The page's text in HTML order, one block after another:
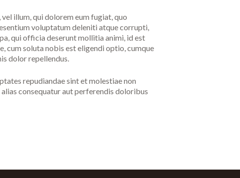
illum, qui dolorem eum fugiat, quo
voluptatum deleniti atque corrupti,
qui officia deserunt mollitia animi, id est
cum soluta nobis est eligendi optio, cumque
dolor repellendus.
repudiandae sint et molestiae non
consequatur aut perferendis doloribus